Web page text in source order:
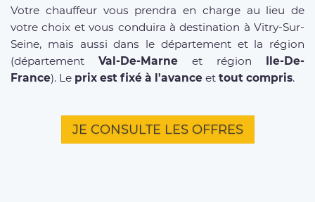
Votre chauffeur vous prendra en charge au lieu de
votre choix et vous conduira à destination à Vitry-Sur-
Seine, mais aussi dans le département et la région
(département Val-De-Marne et région Ile-De-
France). Le prix est fixé à l'avance et tout compris.
JE CONSULTE LES OFFRES